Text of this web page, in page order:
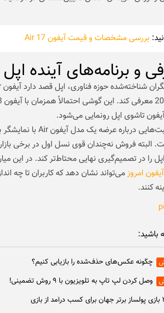
بررسی مشخصات و قیمت آیفون 17 Air
و برنامه‌های آینده اپل
تاشوی اپل رونمایی می‌شود.
البته فروش نه‌چندان قوی نسل اول در برخی
در تصمیم‌گیری نهایی محتاط‌تر کند. در این
امروزمی‌تواند نشان دهد که کاربران تا چه
کنند.
باشید:
چگونه عکس‌های حذف‌شده را بازیابی کنیم؟
وصل كردن لپ تاپ به تلويزيون با ۹ روش تضمینی!
از بازی